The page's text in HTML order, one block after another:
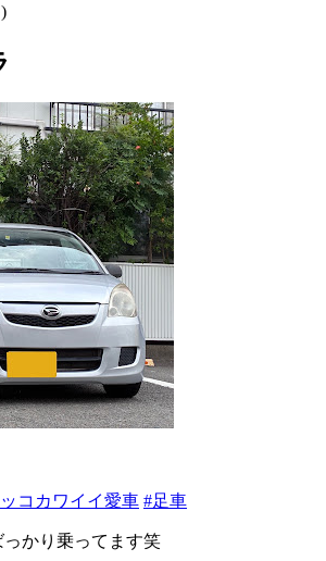
コカワイイ愛車 #足車
かり乗ってます笑